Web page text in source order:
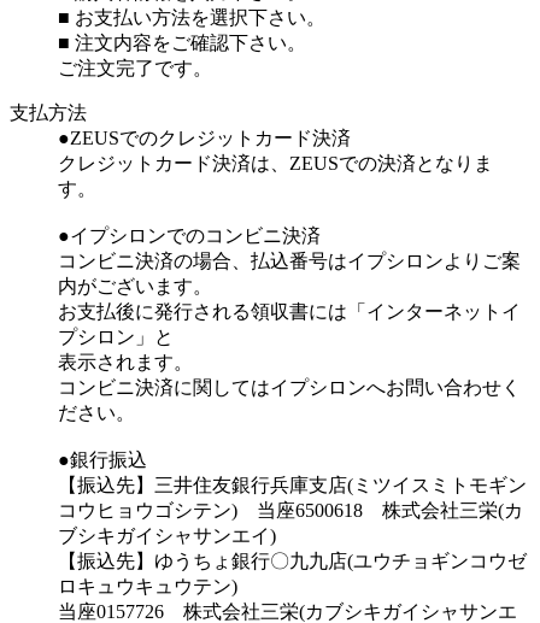
■ お支払い方法を選択下さい。
■ 注文内容をご確認下さい。
ご注文完了です。
支払方法
●ZEUSでのクレジットカード決済
クレジットカード決済は、ZEUSでの決済となりま
す。
●イプシロンでのコンビニ決済
コンビニ決済の場合、払込番号はイプシロンよりご案
内がございます。
お支払後に発行される領収書には「インターネットイ
プシロン」と
表示されます。
コンビニ決済に関してはイプシロンへお問い合わせく
ださい。
●銀行振込
【振込先】三井住友銀行兵庫支店(ミツイスミトモギン
コウヒョウゴシテン) 当座6500618 株式会社三栄(カ
ブシキガイシャサンエイ)
【振込先】ゆうちょ銀行〇九九店(ユウチョギンコウゼ
ロキュウキュウテン)
当座0157726 株式会社三栄(カブシキガイシャサンエ